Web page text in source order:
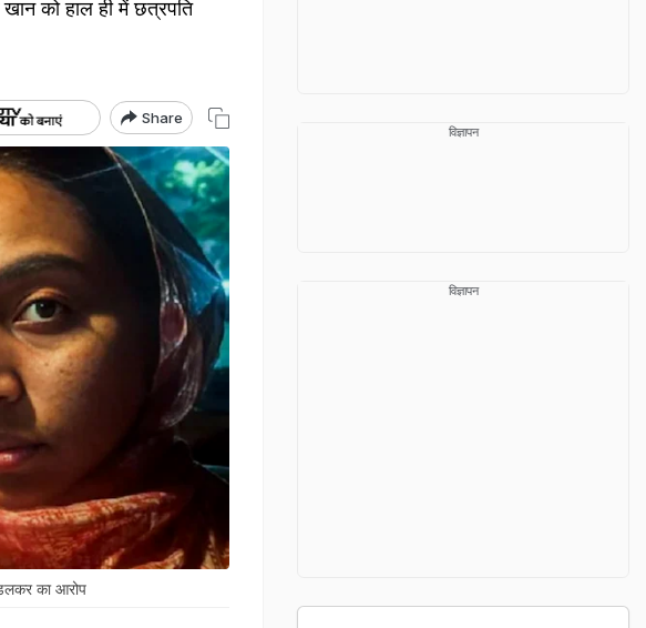
को हाल ही में छत्रपति
Share
का आरोप
विज्ञापन
विज्ञापन